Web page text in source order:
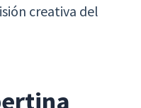
creativa del